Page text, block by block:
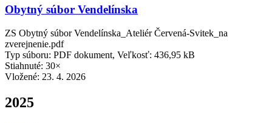
Obytný súbor Vendelínska
ZS Obytný súbor Vendelínska_Ateliér Červená-Svitek_na
zverejnenie.pdf
Typ súboru: PDF dokument, Veľkosť: 436,95 kB
Stiahnuté: 30×
Vložené: 23. 4. 2026
2025